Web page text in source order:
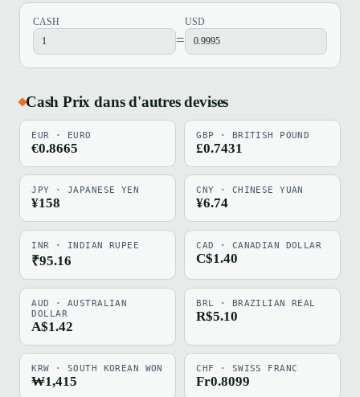
CASH
=
USD
Cash Prix dans d'autres devises
EUR · EURO
€0.8665
GBP · BRITISH POUND
£0.7431
JPY · JAPANESE YEN
¥158
CNY · CHINESE YUAN
¥6.74
INR · INDIAN RUPEE
₹95.16
CAD · CANADIAN DOLLAR
C$1.40
AUD · AUSTRALIAN
DOLLAR
A$1.42
BRL · BRAZILIAN REAL
R$5.10
KRW · SOUTH KOREAN WON
₩1,415
CHF · SWISS FRANC
Fr0.8099